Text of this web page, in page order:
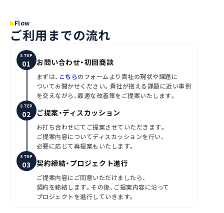
Flow
ご利用までの流れ
STEP
お問い合わせ・初回商談
まずは、 こちらのフォームより貴社の現状や課題に
ついてお聞かせください。貴社が抱える課題に近い事例
を交えながら、最適な改善策をご提案いたします。
STEP
ご提案・ディスカッション
お打ち合わせにてご提案させていただきます。
ご提案内容についてディスカッションを行い、
必要に応じて再提案もいたします。
STEP
契約締結・プロジェクト進行
ご提案内容にご同意いただけましたら、
契約を締結します。その後、ご提案内容に沿って
プロジェクトを進行していきます。